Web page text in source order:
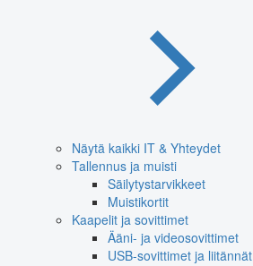
Näytä kaikki IT & Yhteydet
Tallennus ja muisti
Säilytystarvikkeet
Muistikortit
Kaapelit ja sovittimet
Ääni- ja videosovittimet
USB-sovittimet ja liitännät